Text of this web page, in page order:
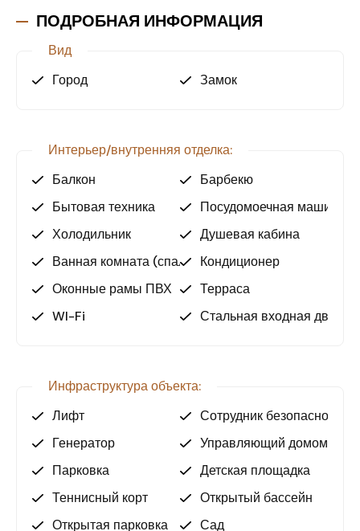
Гостиная совмещенная с кухней
Инфраструктура в комплексе:
Зона барбекю в ухоженном саду
Автопарк
Круглосуточная охрана и камеры
видеонаблюдения — безопасность и
спокойствие для всей семьи
Почему стоит выбрать именно эту
квартиру?
удобств и отличная транспортная доступность
делают её привлекательной как для постоянного
проживания, так и для сдачи в аренду или
инвестиций. Квартира подходит под получения
ВНЖ.
Свяжитесь с нами уже сегодня, чтобы узнать
подробности и организовать просмотр квартиры!
ПОДРОБНАЯ ИНФОРМАЦИЯ
Вид
Город
Замок
Интерьер/внутренняя отделка:
Балкон
Барбекю
Бытовая техника
Посудомоечная машина
Холодильник
Душевая кабина
Ванная комната (спальня)Кондиционер
Оконные рамы ПВХ
Терраса
WI-Fi
Стальная входная дверь
Инфраструктура объекта:
Лифт
Сотрудник безопасности
Генератор
Управляющий домом
Парковка
Детская площадка
Теннисный корт
Открытый бассейн
Открытая парковка
Сад